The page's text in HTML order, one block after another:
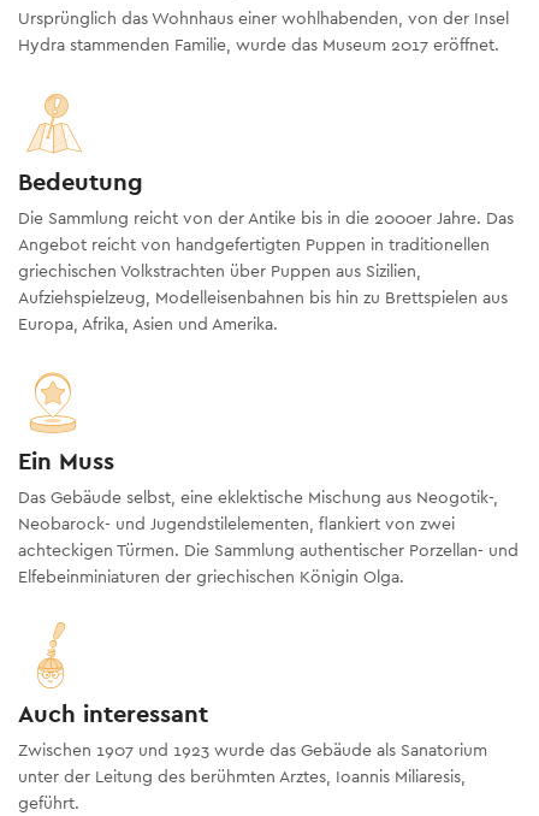
Ursprünglich das Wohnhaus einer wohlhabenden, von der Insel
Hydra stammenden Familie, wurde das Museum 2017 eröffnet.
Bedeutung
Die Sammlung reicht von der Antike bis in die 2000er Jahre. Das
Angebot reicht von handgefertigten Puppen in traditionellen
griechischen Volkstrachten über Puppen aus Sizilien,
Aufziehspielzeug, Modelleisenbahnen bis hin zu Brettspielen aus
Europa, Afrika, Asien und Amerika.
Ein Muss
Das Gebäude selbst, eine eklektische Mischung aus Neogotik-,
Neobarock- und Jugendstilelementen, flankiert von zwei
achteckigen Türmen. Die Sammlung authentischer Porzellan- und
Elfebeinminiaturen der griechischen Königin Olga.
Auch interessant
Zwischen 1907 und 1923 wurde das Gebäude als Sanatorium
unter der Leitung des berühmten Arztes, Ioannis Miliaresis,
geführt.